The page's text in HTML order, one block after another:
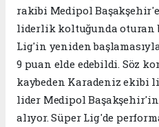
rakibi Medipol
liderlik koltuğunda oturan
Lig'in yeniden
9 puan elde edebildi. Söz
kaybeden Karadeniz ekibi
lider Medipol
alıyor. Süper Lig'de